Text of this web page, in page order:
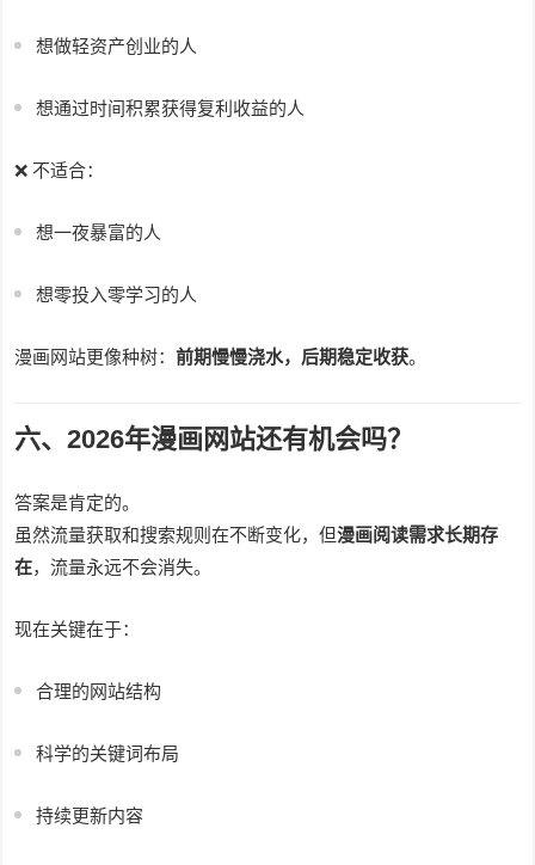
想做轻资产创业的人
想通过时间积累获得复利收益的人
❌ 不适合：
想一夜暴富的人
想零投入零学习的人
漫画网站更像种树：前期慢慢浇水，后期稳定收获。
六、2026年漫画网站还有机会吗？
答案是肯定的。
虽然流量获取和搜索规则在不断变化，但漫画阅读需求长期存
在，流量永远不会消失。
现在关键在于：
合理的网站结构
科学的关键词布局
持续更新内容